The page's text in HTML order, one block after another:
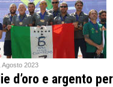
Agosto 2023
d’oro e argento